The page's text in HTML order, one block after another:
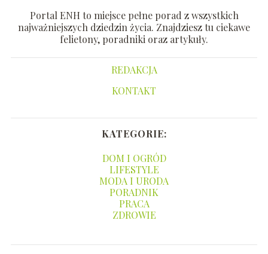
Portal ENH to miejsce pełne porad z wszystkich
najważniejszych dziedzin życia. Znajdziesz tu ciekawe
felietony, poradniki oraz artykuły.
REDAKCJA
KONTAKT
KATEGORIE:
DOM I OGRÓD
LIFESTYLE
MODA I URODA
PORADNIK
PRACA
ZDROWIE